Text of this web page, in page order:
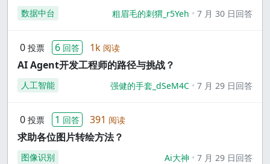
数据中台 粗眉毛的刺猬_r5Yeh 7 月 30 日回答
0 投票 6 回答 1k 阅读
AI Agent开发工程师的路径与挑战？
人工智能 强健的手套_dSeM4C 7 月 29 日回答
0 投票 1 回答 391 阅读
求助各位图片转绘方法？
图像识别 Ai大神 7 月 29 日回答